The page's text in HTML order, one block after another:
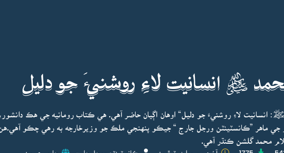
ﷺ انسانيت لاءِ روشنيءَ جو دليل
لاءِ روشنيءَ جو دليل“ اوهان اڳيان حاضر آهي. هي ڪتاب رومانيه جي هڪ دانشور،
جي ماهر ”ڪانسٽينٽن ورجل جارج “ جيڪو پنهنجي ملڪ جو وزيرخارجه به رهي چڪو آهي.هن
محمد گلشن ڪنڌر آهي.
1775 آخري ڀيرو اپڊيٽ ٿيو: ڪانسٽينٽن ورجل جارج ڇاپو پھريون